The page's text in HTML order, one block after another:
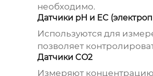
необходимо.
Датчики pH и EC
Используются для
позволяет
Датчики CO2
Измеряют концентрацию